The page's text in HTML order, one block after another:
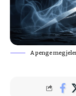
A penge